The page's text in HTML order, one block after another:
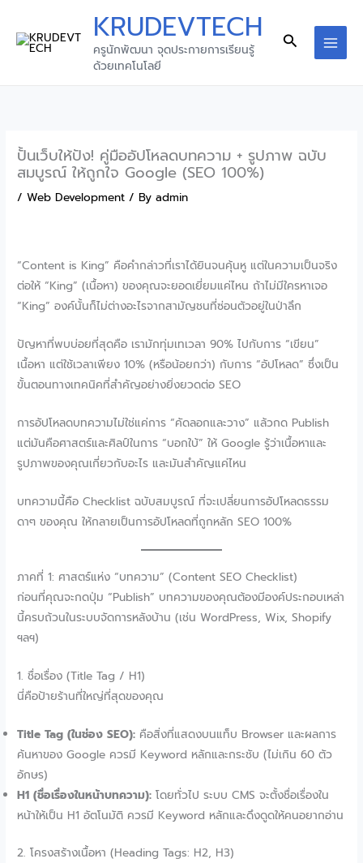
content
KRUDEVTECH
ครูนักพัฒนา จุดประกายการเรียนรู้
ด้วยเทคโนโลยี
Search
ปั้นเว็บให้ปัง! คู่มืออัปโหลดบทความ + รูปภาพ ฉบับ
สมบูรณ์ ให้ถูกใจ Google (SEO 100%)
/Web Development / Byadmin
“Content is King” คือคำกล่าวที่เราได้ยินจนคุ้นหู แต่ในความเป็นจริง
ต่อให้ “King” (เนื้อหา) ของคุณจะยอดเยี่ยมแค่ไหน ถ้าไม่มีใครหาเจอ
“King” องค์นั้นก็ไม่ต่างอะไรจากสามัญชนที่ซ่อนตัวอยู่ในป่าลึก
ปัญหาที่พบบ่อยที่สุดคือ เรามักทุ่มเทเวลา 90% ไปกับการ “เขียน”
เนื้อหา แต่ใช้เวลาเพียง 10% (หรือน้อยกว่า) กับการ “อัปโหลด” ซึ่งเป็น
ขั้นตอนทางเทคนิคที่สำคัญอย่างยิ่งยวดต่อ SEO
การอัปโหลดบทความไม่ใช่แค่การ “คัดลอกและวาง” แล้วกด Publish
แต่มันคือศาสตร์และศิลป์ในการ “บอกใบ้” ให้ Google รู้ว่าเนื้อหาและ
รูปภาพของคุณเกี่ยวกับอะไร และมันสำคัญแค่ไหน
บทความนี้คือ Checklist ฉบับสมบูรณ์ ที่จะเปลี่ยนการอัปโหลดธรรม
ดาๆ ของคุณ ให้กลายเป็นการอัปโหลดที่ถูกหลัก SEO 100%
ภาคที่ 1: ศาสตร์แห่ง “บทความ” (Content SEO Checklist)
ก่อนที่คุณจะกดปุ่ม “Publish” บทความของคุณต้องมีองค์ประกอบเหล่า
นี้ครบถ้วนในระบบจัดการหลังบ้าน (เช่น WordPress, Wix, Shopify
ฯลฯ)
1. ชื่อเรื่อง (Title Tag / H1)
นี่คือป้ายร้านที่ใหญ่ที่สุดของคุณ
Title Tag (ในช่อง SEO): คือสิ่งที่แสดงบนแท็บ Browser และผลการ
ค้นหาของ Google ควรมี Keyword หลักและกระชับ (ไม่เกิน 60 ตัว
อักษร)
H1 (ชื่อเรื่องในหน้าบทความ): โดยทั่วไป ระบบ CMS จะตั้งชื่อเรื่องใน
หน้าให้เป็น H1 อัตโนมัติ ควรมี Keyword หลักและดึงดูดให้คนอยากอ่าน
2. โครงสร้างเนื้อหา (Heading Tags: H2, H3)